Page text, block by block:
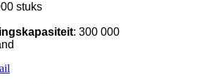
stuks
: 300 000